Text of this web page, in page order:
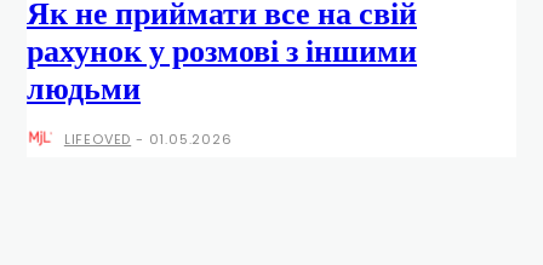
Як не приймати все на свій
рахунок у розмові з іншими
людьми
LIFEOVED - 01.05.2026